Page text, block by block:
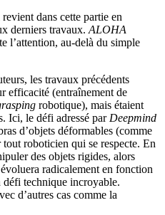
dans cette partie en
derniers travaux. ALOHA
l’attention, au-delà du simple
les travaux précédents
efficacité (entraînement de
robotique), mais étaient
Ici, le défi adressé par Deepmind
d’objets déformables (comme
roboticien qui se respecte. En
des objets rigides, alors
radicalement en fonction
défi technique incroyable.
d’autres cas comme la